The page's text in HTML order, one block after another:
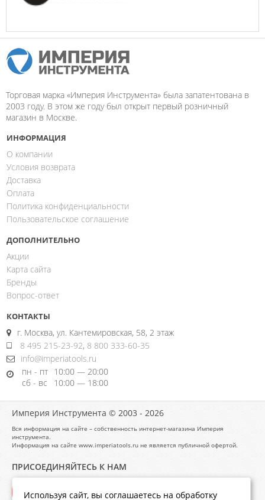
Торговая марка «Империя Инструмента» была запатентована в
2003 году. В этом же году был открыт первый розничный
магазин в Москве.
ИНФОРМАЦИЯ
О компании
Условия возврата
Доставка
Оплата
Политика конфиденциальности
Пользовательское соглашение
ДОПОЛНИТЕЛЬНО
Акции
Карта сайта
Бренды
Вопрос-ответ
КОНТАКТЫ
г. Москва, ул. Кантемировская, 58, 2 этаж
8 495 215-23-92, 8 800 333-60-35
info@imperiatools.ru
пн - пт 10:00 — 20:00
сб - вс
10:00 — 18:00
Империя Инструмента © 2003 - 2026
Вся информация на сайте – собственность интернет-магазина Империя
инструмента.
Информация на сайте www.imperiatools.ru не является публичной офертой.
ПРИСОЕДИНЯЙТЕСЬ К НАМ
Используя сайт, вы соглашаетесь на обработку